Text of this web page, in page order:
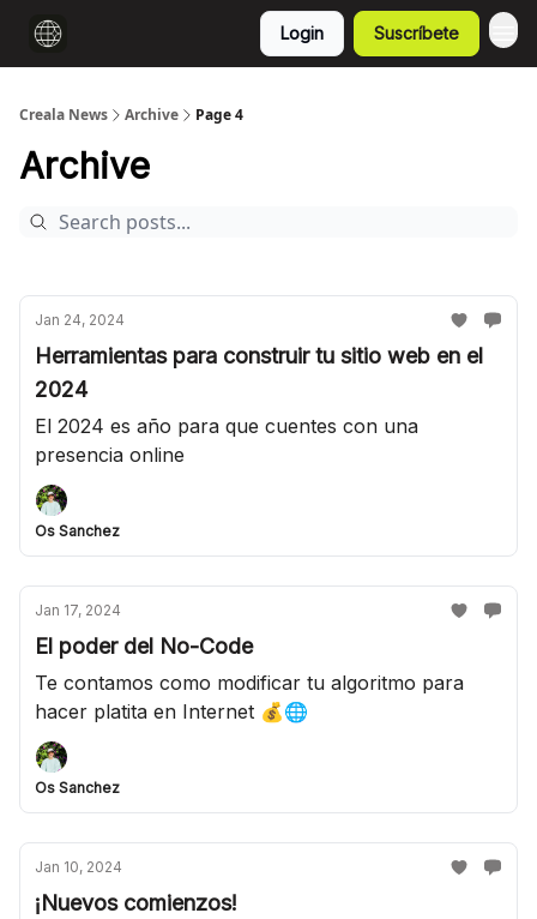
Login Suscríbete
Creala News Archive Page 4
Archive
Jan 24, 2024
Herramientas para construir tu sitio web en el
2024
El 2024 es año para que cuentes con una
presencia online
Os Sanchez
Jan 17, 2024
El poder del No-Code
Te contamos como modificar tu algoritmo para
hacer platita en Internet 💰🌐
Os Sanchez
Jan 10, 2024
¡Nuevos comienzos!